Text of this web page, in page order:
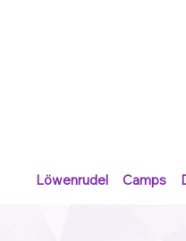
Löwenrudel Camps